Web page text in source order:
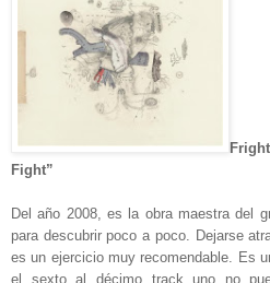
Fight”
Del año 2008, es la obra maestra del
para descubrir poco a poco. Dejarse
es un ejercicio muy recomendable. Es
el sexto al décimo track uno no